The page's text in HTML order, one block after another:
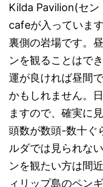
Kilda Pavilion(セン
cafeが入っていま
裏側の岩場です。
ンを観ることはで
運が良ければ昼間
かもしれません。
ますので、確実に
頭数が数頭-数十ぐ
ルダでは見られな
ンを観たい方は間
ィリップ島のペン